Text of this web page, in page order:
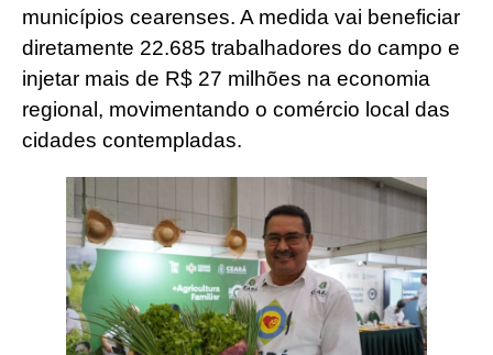
municípios cearenses. A medida vai beneficiar
diretamente 22.685 trabalhadores do campo e
injetar mais de R$ 27 milhões na economia
regional, movimentando o comércio local das
cidades contempladas.